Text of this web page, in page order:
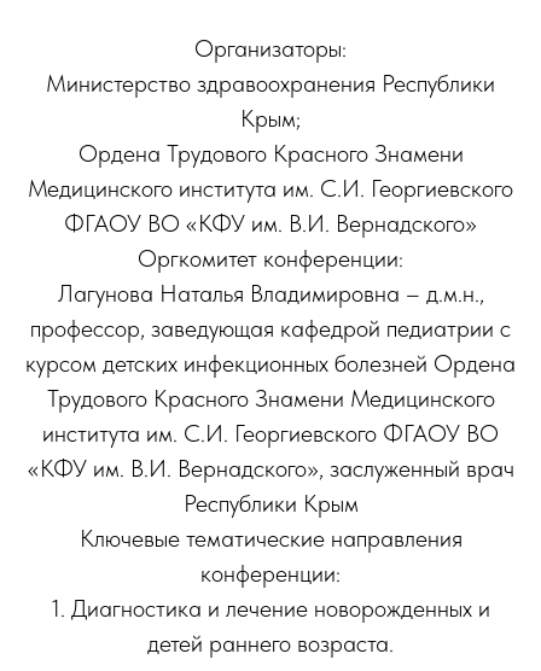
Организаторы:
Министерство здравоохранения Республики
Крым;
Ордена Трудового Красного Знамени
Медицинского института им. С.И. Георгиевского
ФГАОУ ВО «КФУ им. В.И. Вернадского»
Оргкомитет конференции:
Лагунова Наталья Владимировна – д.м.н.,
профессор, заведующая кафедрой педиатрии с
курсом детских инфекционных болезней Ордена
Трудового Красного Знамени Медицинского
института им. С.И. Георгиевского ФГАОУ ВО
«КФУ им. В.И. Вернадского», заслуженный врач
Республики Крым
Ключевые тематические направления
конференции:
1. Диагностика и лечение новорожденных и
детей раннего возраста.